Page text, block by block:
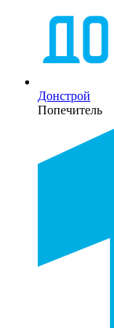
Донстрой
Попечитель